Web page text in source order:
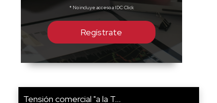
* No incluye acceso a IDC Click
Regístrate
Tensión comercial "a la T...